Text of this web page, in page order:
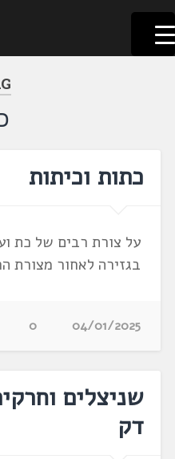
דלג
לתוכן
לשוניאדה
עברית. לשון. שפה
כתות וכיתות
על צורת רבים של כת
בגזירה לאחור מצורת
04/01/2025
0
שניצלים
דק